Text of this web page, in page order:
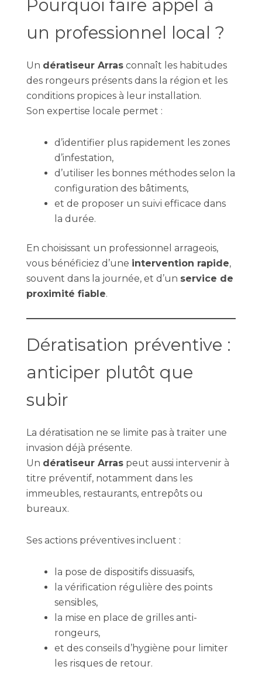
Pourquoi faire appel à
un professionnel local ?
Un dératiseur Arras connaît les habitudes
des rongeurs présents dans la région et les
conditions propices à leur installation.
Son expertise locale permet :
d’identifier plus rapidement les zones
d’infestation,
d’utiliser les bonnes méthodes selon la
configuration des bâtiments,
et de proposer un suivi efficace dans
la durée.
En choisissant un professionnel arrageois,
vous bénéficiez d’une intervention rapide,
souvent dans la journée, et d’un service de
proximité fiable.
Dératisation préventive :
anticiper plutôt que
subir
La dératisation ne se limite pas à traiter une
invasion déjà présente.
Un dératiseur Arras peut aussi intervenir à
titre préventif, notamment dans les
immeubles, restaurants, entrepôts ou
bureaux.
Ses actions préventives incluent :
la pose de dispositifs dissuasifs,
la vérification régulière des points
sensibles,
la mise en place de grilles anti-
rongeurs,
et des conseils d’hygiène pour limiter
les risques de retour.